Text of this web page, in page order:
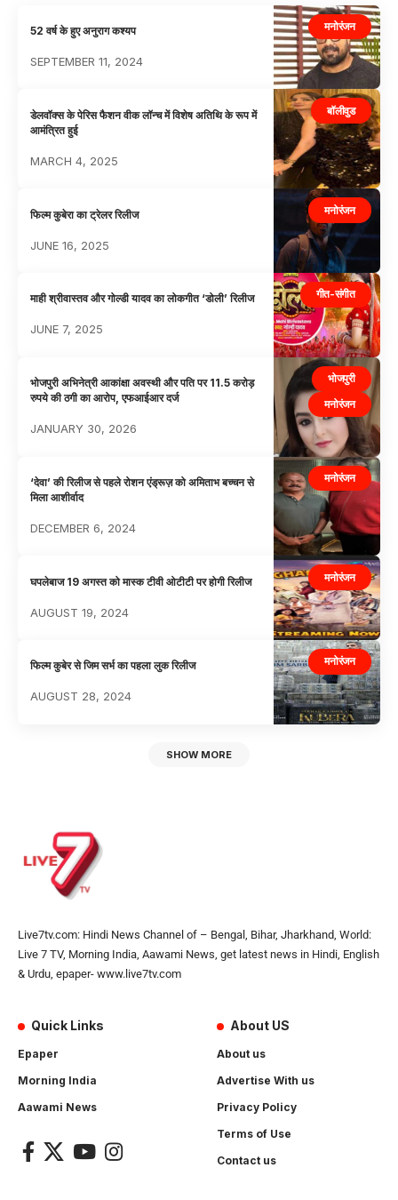
मनोरंजन
52 वर्ष के हुए अनुराग कश्यप
SEPTEMBER 11, 2024
बॉलीवुड
डेलवॉक्स के पेरिस फैशन वीक लॉन्च में विशेष अतिथि के रूप में
आमंत्रित हुई
MARCH 4, 2025
मनोरंजन
फिल्म कुबेरा का ट्रेलर रिलीज
JUNE 16, 2025
गीत-संगीत
माही श्रीवास्तव और गोल्डी यादव का लोकगीत ‘डोली’ रिलीज
JUNE 7, 2025
भोजपुरी
मनोरंजन
भोजपुरी अभिनेत्री आकांक्षा अवस्थी और पति पर 11.5 करोड़
रुपये की ठगी का आरोप, एफआईआर दर्ज
JANUARY 30, 2026
मनोरंजन
‘देवा’ की रिलीज से पहले रोशन एंड्रूज़ को अमिताभ बच्चन से
मिला आशीर्वाद
DECEMBER 6, 2024
मनोरंजन
घपलेबाज 19 अगस्त को मास्क टीवी ओटीटी पर होगी रिलीज
AUGUST 19, 2024
मनोरंजन
फिल्म कुबेर से जिम सर्भ का पहला लुक रिलीज
AUGUST 28, 2024
SHOW MORE
Live7tv.com: Hindi News Channel of – Bengal, Bihar, Jharkhand, World:
Live 7 TV, Morning India, Aawami News, get latest news in Hindi, English
& Urdu, epaper- www.live7tv.com
Quick Links
Epaper
Morning India
Aawami News
About US
About us
Advertise With us
Privacy Policy
Terms of Use
Contact us